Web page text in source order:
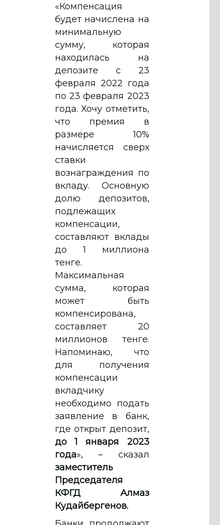
«Компенсация
будет начислена на
минимальную
сумму, которая
находилась на
депозите с 23
февраля 2022 года
по 23 февраля 2023
года. Хочу отметить,
что премия в
размере 10%
начисляется сверх
ставки
вознаграждения по
вкладу. Основную
долю депозитов,
подлежащих
компенсации,
составляют вклады
до 1 миллиона
тенге.
Максимальная
сумма, которая
может быть
компенсирована,
составляет 20
миллионов тенге.
Напоминаю, что
для получения
компенсации
вкладчику
необходимо подать
заявление в банк,
где открыт депозит,
до 1 января 2023
года», – сказал
заместитель
Председателя
КФГД Алмаз
Кудайбергенов.